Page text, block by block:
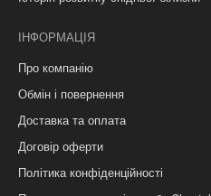
ІНФОРМАЦІЯ
Про компанію
Обмін і повернення
Доставка та оплата
Договір оферти
Політика конфіденційності